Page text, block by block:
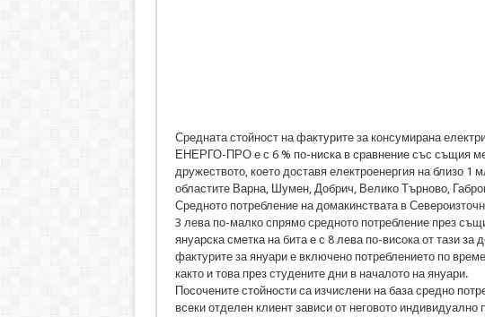
Средната стойност на фактурите за консумирана
ЕНЕРГО-ПРО е с 6 % по-ниска в сравнение със същия
дружеството, което доставя електроенергия на близо 1
областите Варна, Шумен, Добрич, Велико Търново,
Средното потребление на домакинствата в
3 лева по-малко спрямо средното потребление през
януарска сметка на бита е с 8 лева по-висока от тази за
фактурите за януари е включено потреблението по
както и това през студените дни в началото на януари.
Посочените стойности са изчислени на база средно
всеки отделен клиент зависи от неговото индивидуално